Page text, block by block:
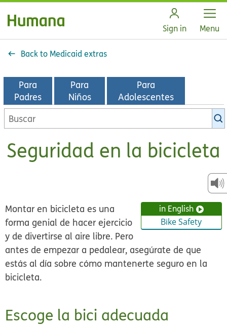
Sign in Open
Menu
Back to Medicaid extras
Para
Padres
Para
Niños
Para
Adolescentes
Buscar
en
biblioteca
Seguridad en la bicicleta
in English
Bike Safety
Montar en bicicleta es una
forma genial de hacer ejercicio
y de divertirse al aire libre. Pero
antes de empezar a pedalear, asegúrate de que
estás al día sobre cómo mantenerte seguro en la
bicicleta.
Escoge la bici adecuada